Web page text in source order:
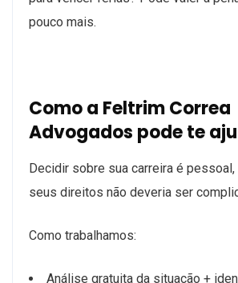
pouco mais.
Como a Feltrim Correa
Advogados pode te
Decidir sobre sua carreira é
seus direitos não deveria ser
Como trabalhamos:
Análise gratuita da situação +